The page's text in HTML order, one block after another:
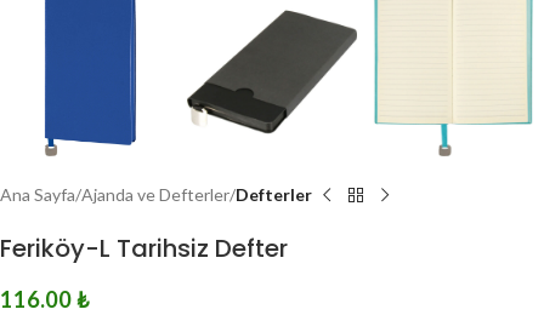
Ana Sayfa Ajanda ve Defterler Defterler
Feriköy-L Tarihsiz Defter
116.00₺